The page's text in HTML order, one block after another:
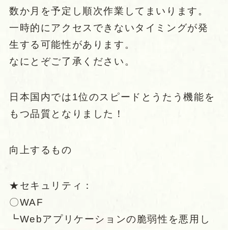
数か月を予定し順次作業してまいります。
一時的にアクセスできないタイミングが発
生する可能性があります。
なにとぞご了承ください。
日本国内では1位のスピードとうたう機能を
もつ品質となりました！
向上するもの
★セキュリティ：
〇WAF
┗Webアプリケーションの脆弱性を悪用し